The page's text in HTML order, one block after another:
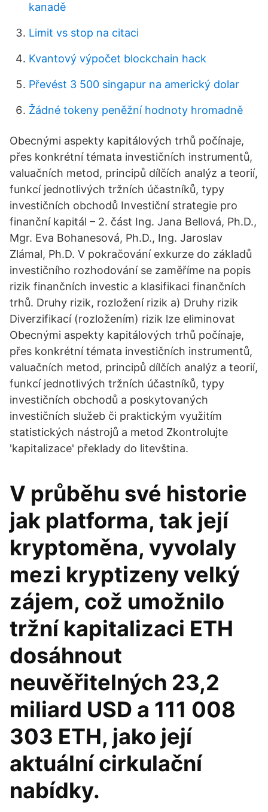
kanadě
Limit vs stop na citaci
Kvantový výpočet blockchain hack
Převést 3 500 singapur na americký dolar
Žádné tokeny peněžní hodnoty hromadně
Obecnými aspekty kapitálových trhů počínaje,
přes konkrétní témata investičních instrumentů,
valuačních metod, principů dílčích analýz a teorií,
funkcí jednotlivých tržních účastníků, typy
investičních obchodů Investiční strategie pro
finanční kapitál – 2. část Ing. Jana Bellová, Ph.D.,
Mgr. Eva Bohanesová, Ph.D., Ing. Jaroslav
Zlámal, Ph.D. V pokračování exkurze do základů
investičního rozhodování se zaměříme na popis
rizik finančních investic a klasifikaci finančních
trhů. Druhy rizik, rozložení rizik a) Druhy rizik
Diverzifikací (rozložením) rizik lze eliminovat
Obecnými aspekty kapitálových trhů počínaje,
přes konkrétní témata investičních instrumentů,
valuačních metod, principů dílčích analýz a teorií,
funkcí jednotlivých tržních účastníků, typy
investičních obchodů a poskytovaných
investičních služeb či praktickým využitím
statistických nástrojů a metod Zkontrolujte
'kapitalizace' překlady do litevština.
V průběhu své historie
jak platforma, tak její
kryptoměna, vyvolaly
mezi kryptizeny velký
zájem, což umožnilo
tržní kapitalizaci ETH
dosáhnout
neuvěřitelných 23,2
miliard USD a 111 008
303 ETH, jako její
aktuální cirkulační
nabídky.